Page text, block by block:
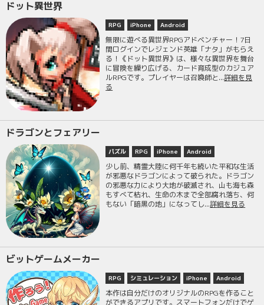
ドット異世界
RPG iPhone Android
無限に遊べる異世界RPGアドベンチャー！7日
間ログインでレジェンド英雄「ナタ」がもらえ
る！《ドット異世界》は、様々な異世界を舞台
に冒険を繰り広げる、カード育成型のカジュア
ルRPGです。プレイヤーは召喚師と...詳細を見
る
ドラゴンとフェアリー
パズル RPG iPhone Android
少し前、精霊大陸に何千年も続いた平和な生活
が邪悪なドラゴンによって破られた。ドラゴン
の邪悪な力により大地が破滅され、山も海も森
もすべて枯れ、生命の木まで全部腐れ落ち、何
もない「暗黒の地」になってし...詳細を見る
ビットゲームメーカー
RPG シミュレーション iPhone Android
本作は自分だけのオリジナルのRPGを作ること
ができるアプリです。スマートフォンだけでゲ